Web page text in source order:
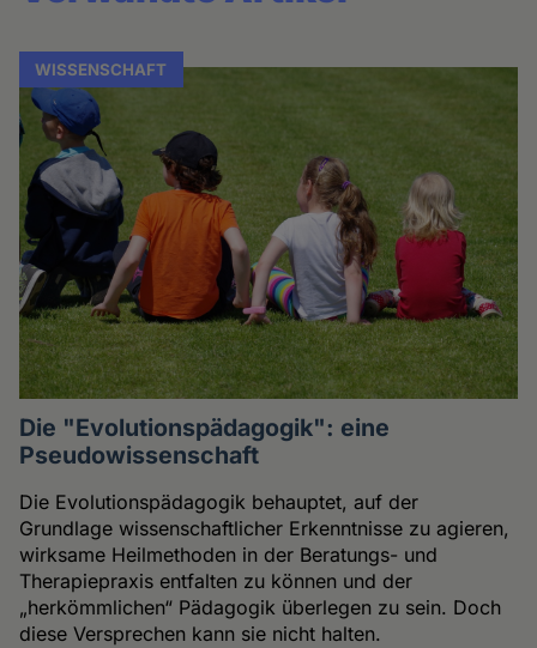
WISSENSCHAFT
Die "Evolutionspädagogik": eine
Pseudowissenschaft
Die Evolutionspädagogik behauptet, auf der
Grundlage wissenschaftlicher Erkenntnisse zu agieren,
wirksame Heilmethoden in der Beratungs- und
Therapiepraxis entfalten zu können und der
„herkömmlichen“ Pädagogik überlegen zu sein. Doch
diese Versprechen kann sie nicht halten.